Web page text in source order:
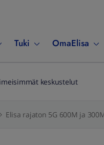
Tuki OmaElisa
keskustelut
Elisa rajaton 5G 600M ja